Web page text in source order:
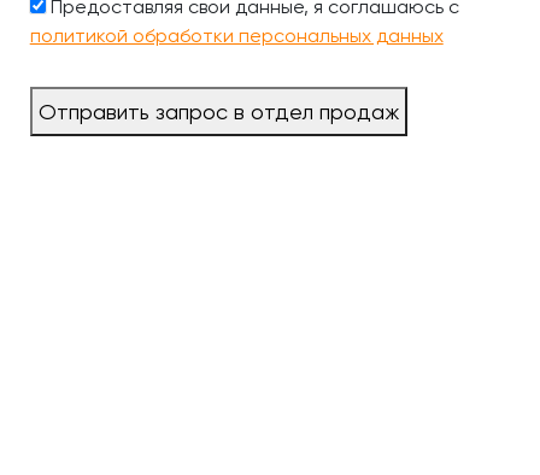
Предоставляя свои данные, я соглашаюсь с
политикой обработки персональных данных
Отправить запрос в отдел продаж